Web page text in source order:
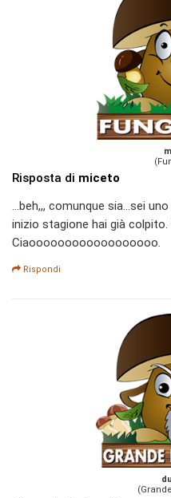
Risposta di miceto
...beh,,, comunque sia...sei
inizio stagione hai già
Ciaoooooooooooooooooo.
Rispondi